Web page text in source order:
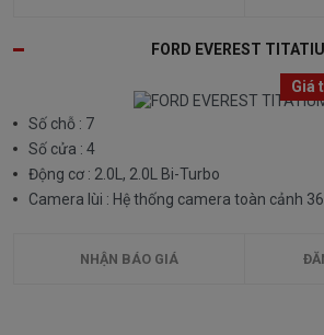
FORD EVEREST
Giá
Số chỗ : 7
Số cửa : 4
Động cơ : 2.0L, 2.0L Bi-Turbo
Camera lùi : Hệ thống camera toàn cảnh
NHẬN BÁO GIÁ